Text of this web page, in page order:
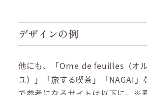
デザインの例
他にも、「Orne de feuilles（オ
ユ）」「旅する喫茶」「NAGAI」